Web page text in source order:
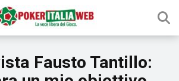
Fausto Tantillo: